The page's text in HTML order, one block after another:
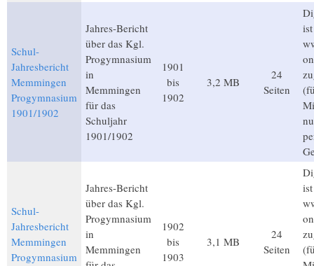
Schul-
Jahresbericht
Memmingen
Progymnasium
1901/1902
Jahres-Bericht
über das Kgl.
Progymnasium
in
Memmingen
für das
Schuljahr
1901/1902
1901
bis
1902
3,2 MB
24
Seiten
Schul-
Jahresbericht
Memmingen
Progymnasium
Jahres-Bericht
über das Kgl.
Progymnasium
in
Memmingen
1902
bis
1903
3,1 MB
24
Seiten